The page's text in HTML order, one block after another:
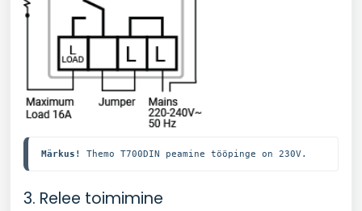
Märkus! Themo T700DIN peamine tööpinge on 230V.
3. Relee toimimine